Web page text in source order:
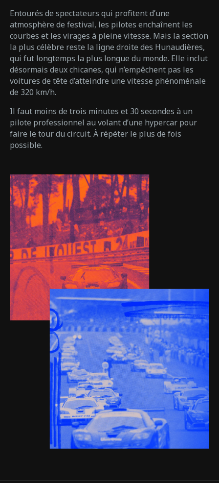
Entourés de spectateurs qui profitent d’une
atmosphère de festival, les pilotes enchaînent les
courbes et les virages à pleine vitesse. Mais la section
la plus célèbre reste la ligne droite des Hunaudières,
qui fut longtemps la plus longue du monde. Elle inclut
désormais deux chicanes, qui n’empêchent pas les
voitures de tête d’atteindre une vitesse phénoménale
de 320 km/h.
Il faut moins de trois minutes et 30 secondes à un
pilote professionnel au volant d’une hypercar pour
faire le tour du circuit. À répéter le plus de fois
possible.